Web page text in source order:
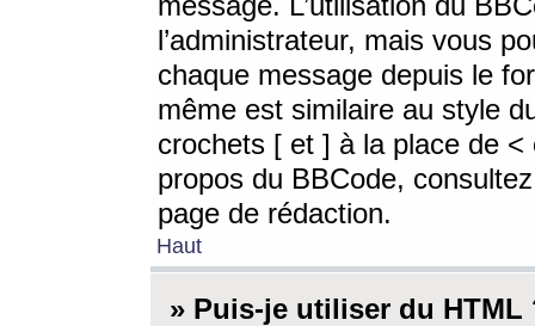
l’administrateur, mais vous
chaque message depuis le
même est similaire au style
crochets [ et ] à la place de <
propos du BBCode,
page de rédaction.
Haut
» Puis-je utiliser du HTML